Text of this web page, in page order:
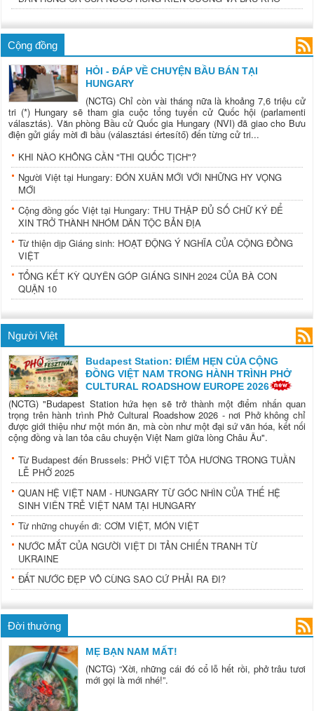
Cộng đồng
HỎI - ĐÁP VỀ CHUYỆN BẦU BÁN TẠI
HUNGARY
(NCTG) Chỉ còn vài tháng nữa là khoảng 7,6 triệu cử
tri (*) Hungary sẽ tham gia cuộc tổng tuyển cử Quốc hội (parlamenti
választás). Văn phòng Bầu cử Quốc gia Hungary (NVI) đã giao cho Bưu
điện gửi giấy mời đi bầu (választási értesítő) đến từng cử tri...
KHI NÀO KHÔNG CẦN "THI QUỐC TỊCH"?
Người Việt tại Hungary: ĐÓN XUÂN MỚI VỚI NHỮNG HY VỌNG
MỚI
Cộng đồng gốc Việt tại Hungary: THU THẬP ĐỦ SỐ CHỮ KÝ ĐỂ
XIN TRỞ THÀNH NHÓM DÂN TỘC BẢN ĐỊA
Từ thiện dịp Giáng sinh: HOẠT ĐỘNG Ý NGHĨA CỦA CỘNG ĐỒNG
VIỆT
TỔNG KẾT KỲ QUYÊN GÓP GIÁNG SINH 2024 CỦA BÀ CON
QUẬN 10
Người Việt
Budapest Station: ĐIỂM HẸN CỦA CỘNG
ĐỒNG VIỆT NAM TRONG HÀNH TRÌNH PHỞ
CULTURAL ROADSHOW EUROPE 2026
(NCTG) "Budapest Station hứa hẹn sẽ trở thành một điểm nhấn quan
trọng trên hành trình Phở Cultural Roadshow 2026 - nơi Phở không chỉ
được giới thiệu như một món ăn, mà còn như một đại sứ văn hóa, kết nối
cộng đồng và lan tỏa câu chuyện Việt Nam giữa lòng Châu Âu".
Từ Budapest đến Brussels: PHỞ VIỆT TỎA HƯƠNG TRONG TUẦN
LỄ PHỞ 2025
QUAN HỆ VIỆT NAM - HUNGARY TỪ GÓC NHÌN CỦA THẾ HỆ
SINH VIÊN TRẺ VIỆT NAM TẠI HUNGARY
Từ những chuyến đi: CƠM VIỆT, MÓN VIỆT
NƯỚC MẮT CỦA NGƯỜI VIỆT DI TẢN CHIẾN TRANH TỪ
UKRAINE
ĐẤT NƯỚC ĐẸP VÔ CÙNG SAO CỨ PHẢI RA ĐI?
Đời thường
MẸ BẠN NAM MẤT!
(NCTG) “Xời, những cái đó cổ lỗ hết rồi, phở trâu tươi
mới gọi là mới nhé!”.